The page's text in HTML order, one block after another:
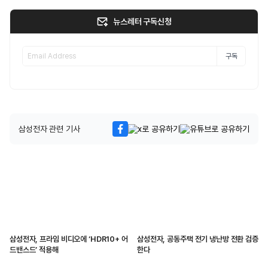
뉴스레터 구독신청
구독
삼성전자 관련 기사
삼성전자, 프라임 비디오에 ‘HDR10+ 어
드밴스드’ 적용해
삼성전자, 공동주택 전기 냉난방 전환 검증
한다